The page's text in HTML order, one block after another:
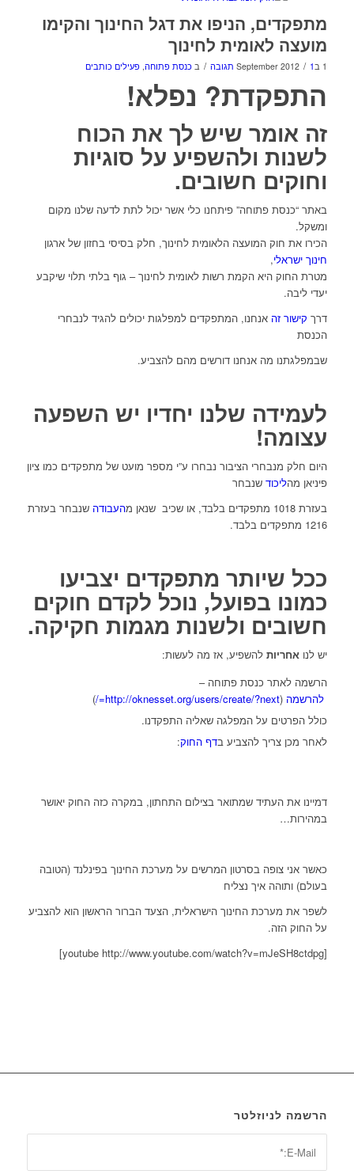
מתפקדים, הניפו את דגל החינוך והקימו
מועצה לאומית לחינוך
1 בSeptember 2012 / 1 תגובה / ב כנסת פתוחה, פעילים כותבים
התפקדת? נפלא!
זה אומר שיש לך את הכוח
לשנות ולהשפיע על סוגיות
וחוקים חשובים.
באתר “כנסת פתוחה” פיתחנו כלי אשר יכול לתת לדעה שלנו מקום
ומשקל.
הכירו את חוק המועצה הלאומית לחינוך, חלק בסיסי בחזון של ארגון
חינוך ישראלי,
מטרת החוק היא הקמת רשות לאומית לחינוך – גוף בלתי תלוי שיקבע
יעדי ליבה.
דרך קישור זה אנחנו, המתפקדים למפלגות יכולים להגיד לנבחרי
הכנסת
שבמפלגתנו מה אנחנו דורשים מהם להצביע.
לעמידה שלנו יחדיו יש השפעה
עצומה!
היום חלק מנבחרי הציבור נבחרו ע”י מספר מועט של מתפקדים כמו ציון
פיניאן מהליכודשנבחר
בעזרת 1018 מתפקדים בלבד, או שכיב שנאן מ
העבודה שנבחר בעזרת
1216 מתפקדים בלבד.
ככל שיותר מתפקדים יצביעו
כמונו בפועל, נוכל לקדם חוקים
חשובים ולשנות מגמות חקיקה.
יש לנו אחריותלהשפיע, אז מה לעשות:
הרשמה לאתר כנסת פתוחה –
להרשמה (
http://oknesset.org/users/create/?next=/
)
כולל הפרטים על המפלגה שאליה התפקדנו.
לאחר מכן צריך להצביע בדף החוק:
דמיינו את העתיד שמתואר בצילום התחתון, במקרה כזה החוק יאושר
במהירות…
כאשר אני צופה בסרטון המרשים על מערכת החינוך בפינלנד (הטובה
בעולם) ותוהה איך נצליח
לשפר את מערכת החינוך הישראלית, הצעד הברור הראשון הוא להצביע
על החוק הזה.
[youtube http://www.youtube.com/watch?v=mJeSH8ctdpg]
הרשמה לניוזלטר